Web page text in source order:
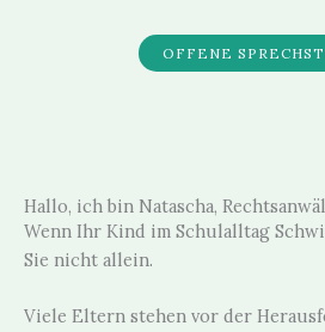
OFFENE
Hallo, ich bin Natascha,
Wenn Ihr Kind im Schulalltag
Sie nicht allein.
Viele Eltern stehen vor der